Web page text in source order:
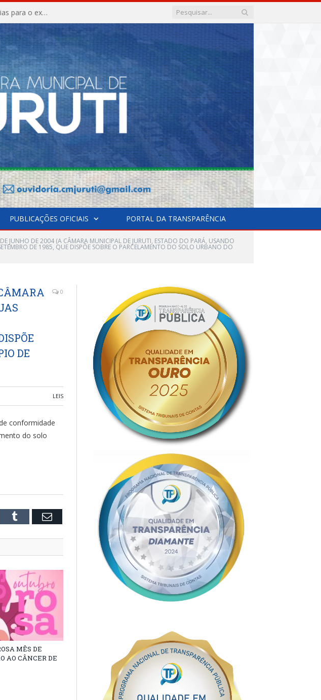
Câmara Municipal aprova Lei de Diretrizes Orçamentárias para o exercício financeiro de 2027
PUBLICAÇÕES OFICIAIS PORTAL DA TRANSPARÊNCIA
JUNHO DE 2004 (A CÂMARA MUNICIPAL DE JURUTI, ESTADO DO PARÁ, USANDO
DE 1985, QUE DISPÕE SOBRE O PARCELAMENTO DO SOLO URBANO DO
DE
0
LEIS
conformidade
do solo
Tumblr Email
MÊS DE
AO CÂNCER DE